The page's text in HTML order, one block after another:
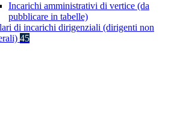
Incarichi amministrativi di vertice (da
pubblicare in tabelle)
di incarichi dirigenziali (dirigenti non
45